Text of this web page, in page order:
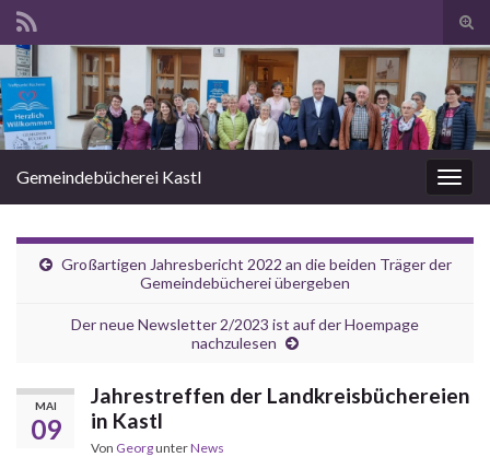
Search for:
Gemeindebücherei Kastl
Großartigen Jahresbericht 2022 an die beiden Träger der
Gemeindebücherei übergeben
Der neue Newsletter 2/2023 ist auf der Hoempage
nachzulesen
MAI
09
Jahrestreffen der Landkreisbüchereien
in Kastl
Von GeorgunterNews